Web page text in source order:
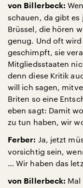
von Billerbeck:
schauen, da gibt es
Brüssel, die hören
genug. Und oft
geschimpft, sie
Mitgliedsstaaten
denn diese Kritik
will ich sagen,
Briten so eine
eben sagt: Damit
zu tun haben, wir
Ferber: Ja, jetzt
vorsichtig sein,
… Wir haben das
von Billerbeck: